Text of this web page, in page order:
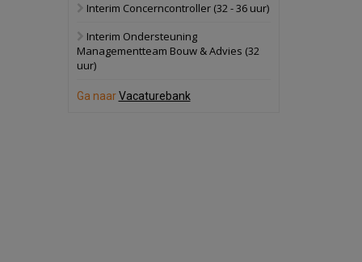
politiebureau
17 september 2026
Voormalig
Interim Concerncontroller (32 - 36 uur)
Interim Ondersteuning
Managementteam Bouw & Advies (32
uur)
Ga naarVacaturebank